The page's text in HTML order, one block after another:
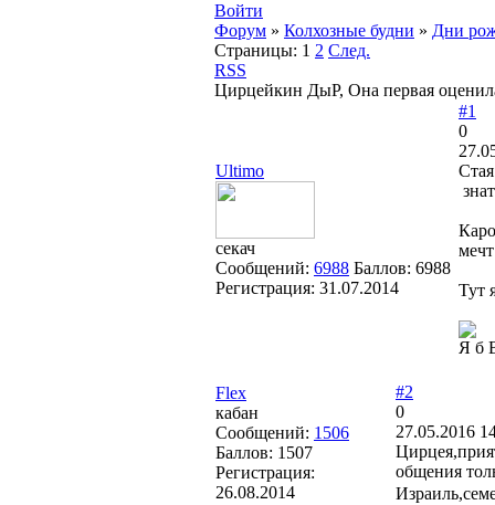
Войти
Форум » Колхозные будни » Дни
Страницы: 1 2 След.
RSS
Цирцейкин ДыР, Она первая
Ultimo
секач
Сообщений: 6988 Баллов: 6988
Регистрация: 31.07.2014
#1
0
Тут
Я б
Flex
кабан
Сообщений: 1506
Баллов: 1507
Регистрация:
26.08.2014
#2
0
27.05.2016
общения